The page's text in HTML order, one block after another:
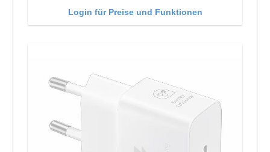
Login für Preise und Funktionen